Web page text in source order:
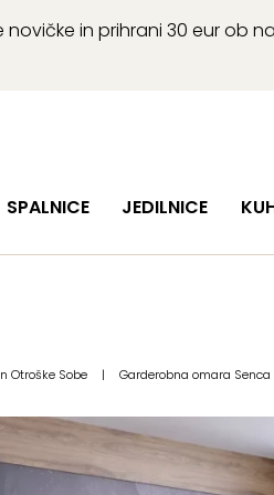
novičke in prihrani 30 eur ob
SPALNICE JEDILNICE
Otroške Sobe | Garderobna omara Senca